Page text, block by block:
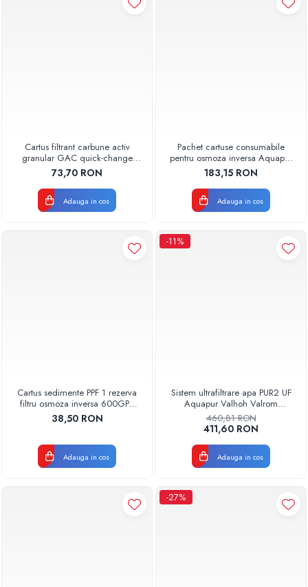
Cartus filtrant carbune activ
granular GAC quick-change
AQUA07000511000 Aquapur
Valhoh Valrom
73,70 RON
Adauga in cos
Pachet cartuse consumabile
pentru osmoza inversa Aquapur
Valhoh Valrom
183,15 RON
Adauga in cos
Cartus sedimente PPF 1 rezerva
filtru osmoza inversa 600GPD
87220370601 RO-600 Aquapur
Valhoh Valrom
38,50 RON
Adauga in cos
-11%
Sistem ultrafiltrare apa PUR2 UF
Aquapur Valhoh Valrom
AQUA04220411020
460,81 RON
411,60 RON
Adauga in cos
-27%